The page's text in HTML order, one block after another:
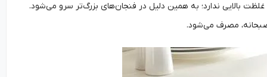
بالایی ندارد؛ به همین دلیل در فنجان‌های بزرگ‌تر سرو می‌شود.
صبحانه، مصرف می‌شود.